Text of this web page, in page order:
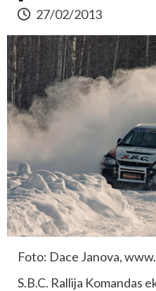
27/02/2013
Foto: Dace Janova,
S.B.C. Rallija Komandas